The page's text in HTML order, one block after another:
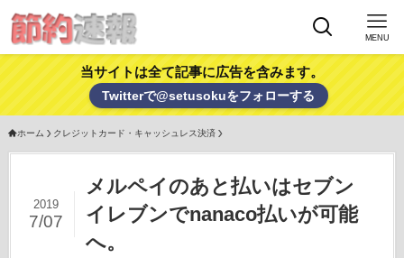
MENU
当サイトは全て記事に広告を含みます。
Twitterで@setusokuをフォローする
ホーム クレジットカード・キャッシュレス決済
メルペイのあと払いはセブン
イレブンでnanaco払いが可能
へ。
2019
7/07